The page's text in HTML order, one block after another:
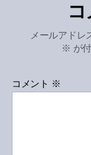
メールアドレ
※ が
コメント ※